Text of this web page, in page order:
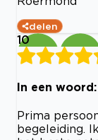
delen
10
In een
Prima
begeleiding.